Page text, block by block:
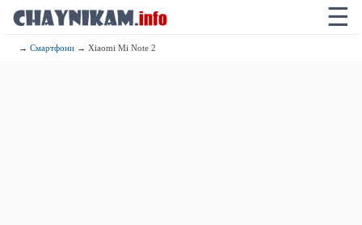
☰
→Смартфони → Xiaomi Mi Note 2